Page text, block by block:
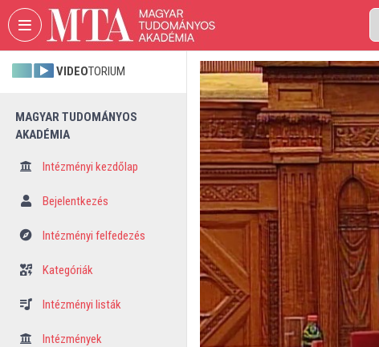
Fejléc kihagyása Menü kihagyása Tartalom kihagyása
VIDEOTORIUM
MAGYAR TUDOMÁNYOS
AKADÉMIA
Intézményi kezdőlap
Bejelentkezés
Intézményi felfedezés
Kategóriák
Intézményi listák
Intézmények